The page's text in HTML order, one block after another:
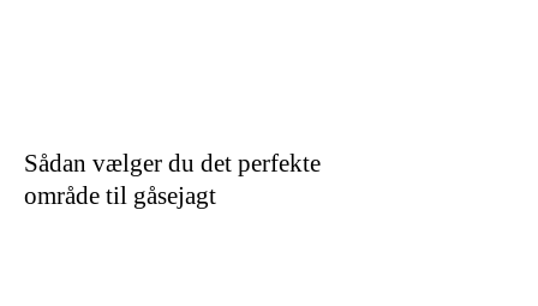
Sådan vælger du det perfekte
område til gåsejagt